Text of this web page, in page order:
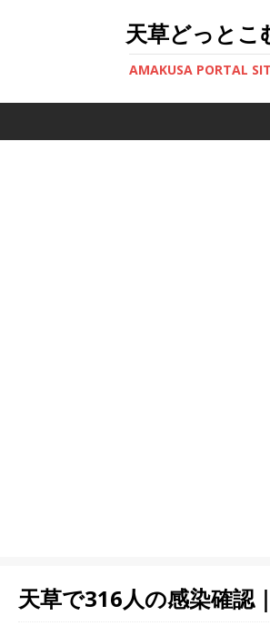
天草どっとこ
AMAKUSA PORTAL
天草で316人の感染確認